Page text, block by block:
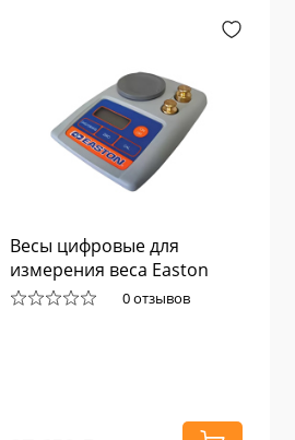
Весы цифровые для
измерения веса Easton
0 отзывов